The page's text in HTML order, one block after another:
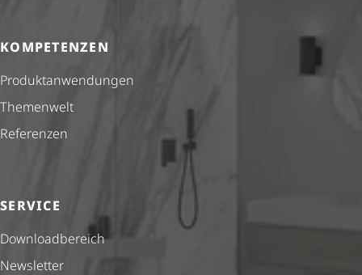
KOMPETENZEN
Produkt­anwendungen
Themenwelt
Referenzen
SERVICE
Down­load­be­reich
Newsletter